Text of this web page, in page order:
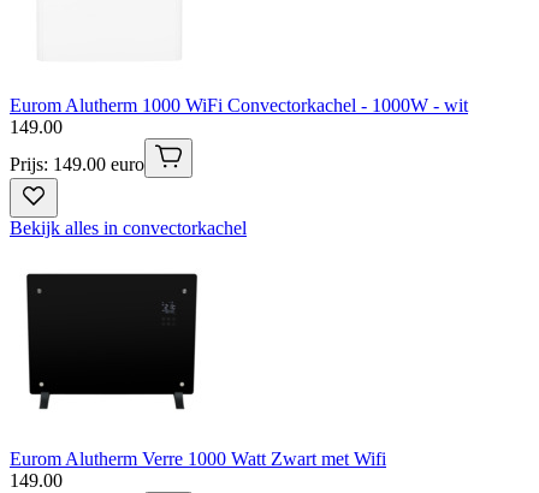
Eurom Alutherm 1000 WiFi Convectorkachel - 1000W - wit
149.00
Prijs: 149.00 euro
Bekijk alles in convectorkachel
Eurom Alutherm Verre 1000 Watt Zwart met Wifi
149.00